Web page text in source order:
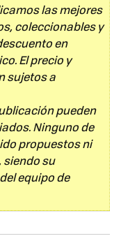
las mejores
coleccionables y
en
El precio y
sujetos a
pueden
Ninguno de
propuestos ni
siendo su
equipo de